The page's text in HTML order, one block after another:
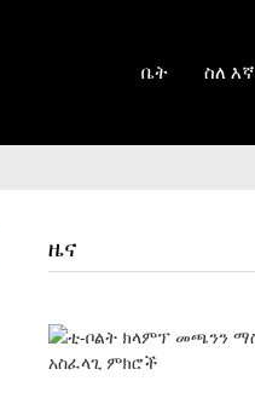
ቤት ስለ እኛ
ዜና